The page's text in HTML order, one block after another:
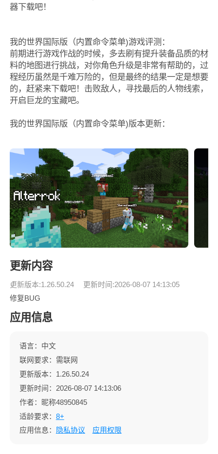
器下载吧！
我的世界国际版（内置命令菜单)游戏评测：
前期进行游戏作战的时候，多去刷有提升装备品质的材
料的地图进行挑战，对你角色升级是非常有帮助的，过
程经历虽然是千难万险的，但是最终的结果一定是想要
的，赶紧来下载吧！击败敌人，寻找最后的人物线索，
开启巨龙的宝藏吧。
我的世界国际版（内置命令菜单)版本更新：
更新内容
更新版本:1.26.50.24
更新时间:2026-08-07 14:13:05
修复BUG
应用信息
语言：中文
联网要求：需联网
更新版本：1.26.50.24
更新时间：2026-08-07 14:13:06
作者：昵称48950845
适龄要求： 8+
应用信息：
隐私协议 应用权限